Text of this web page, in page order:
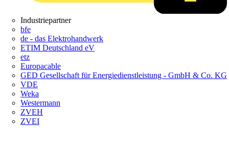
Industriepartner
bfe
de - das Elektrohandwerk
ETIM Deutschland eV
etz
Europacable
GED Gesellschaft für Energiedienstleistung - GmbH & Co. KG
VDE
Weka
Westermann
ZVEH
ZVEI